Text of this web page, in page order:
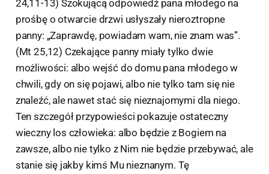
24,11-13) Szokującą odpowiedź pana młodego na
prośbę o otwarcie drzwi usłyszały nieroztropne
panny: „Zaprawdę, powiadam wam, nie znam was”.
(Mt 25,12) Czekające panny miały tylko dwie
możliwości: albo wejść do domu pana młodego w
chwili, gdy on się pojawi, albo nie tylko tam się nie
znaleźć, ale nawet stać się nieznajomymi dla niego.
Ten szczegół przypowieści pokazuje ostateczny
wieczny los człowieka: albo będzie z Bogiem na
zawsze, albo nie tylko z Nim nie będzie przebywać, ale
stanie się jakby kimś Mu nieznanym. Tę